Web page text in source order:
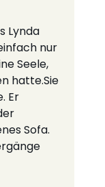
Lynda
nur
Seele,
hatte.Sie
Er
Sofa.